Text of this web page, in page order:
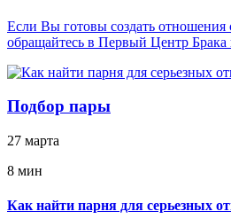
Если Вы готовы создать
обращайтесь в Первый Центр
Подбор пары
27 марта
8 мин
Как найти парня для серьезных